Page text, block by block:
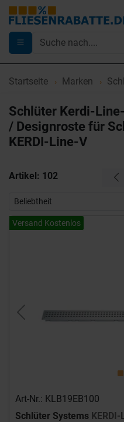
Startseite Marken
Schlüter Kerdi-
/ Designroste für
KERDI-Line-V
Artikel: 102
Versand Kostenlos
Previous
Art-Nr.: KLB19EB100
Schlüter Systems KERDI-